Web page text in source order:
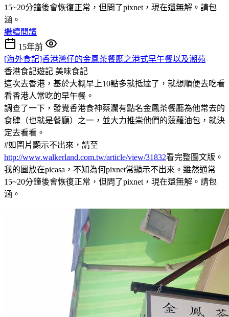
15~20分鐘後會恢復正常，但問了pixnet，現在還無解。請包
涵。
繼續閱讀
15年前
[海外食記]香港灣仔的金鳳茶餐廳之港式早午餐以及潮苑
香港食記遊記 美味食記
這次去香港，基於大概早上10點多就抵達了，就想順便去吃看
看香港人常吃的早午餐。
調查了一下，發覺香港食神蔡瀾有點名金鳳茶餐廳為他常去的
食肆（也就是餐廳）之一，並大力推崇他們的菠蘿油包，就決
定去看看。
#如圖片顯示不出來，請至
http://www.walkerland.com.tw/article/view/31832看完整圖文版。
我的圖放在picasa，不知為何pixnet常顯示不出來。雖然通常
15~20分鐘後會恢復正常，但問了pixnet，現在還無解。請包
涵。